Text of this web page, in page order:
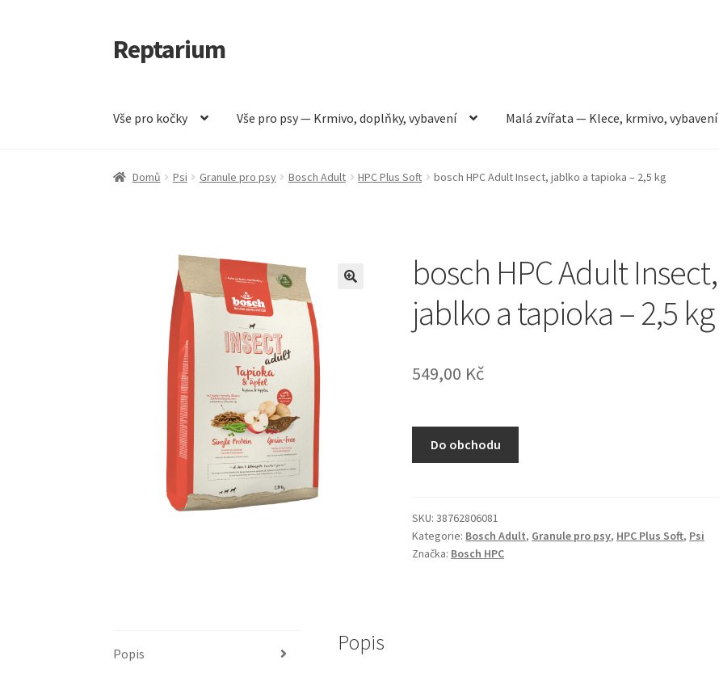
Přeskočit
na
Přejít
k
Reptarium
Vše pro kočky Vše pro psy — Krmivo, doplňky, vybavení Malá zvířata — Klece, krmivo, vybavení
Úvodní stránka Košík Malá zvířata — Klece, krmivo, vybavení Můj účet Obchod Pokladna Vše pro kočky
Domů Psi Granule pro psy Bosch Adult HPC Plus Soft bosch HPC Adult Insect, jablko a tapioka – 2,5 kg
bosch HPC Adult Insect,
jablko a tapioka – 2,5 kg
549,00 Kč
Do obchodu
SKU:38762806081
Kategorie: Bosch Adult, Granule pro psy, HPC Plus Soft, Psi
Značka: Bosch HPC
Popis Popis